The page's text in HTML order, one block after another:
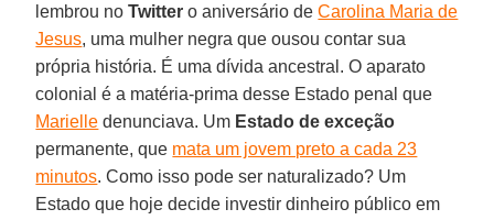
lembrou noTwitter o aniversário deCarolina Maria de
Jesus, uma mulher negra que ousou contar sua
própria história. É uma dívida ancestral. O aparato
colonial é a matéria-prima desse Estado penal que
Marielle denunciava. Um Estado de exceção
permanente, que mata um jovem preto a cada 23
minutos. Como isso pode ser naturalizado? Um
Estado que hoje decide investir dinheiro público em